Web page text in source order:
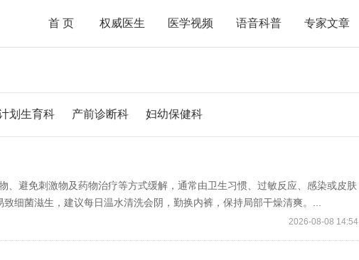
首页 权威医生 医学视频 语音科普 专家文章
划生育科 产前诊断科 妇幼保健科
、避免刺激物及药物治疗等方式缓解，通常由卫生习惯、过敏反应、感染或皮肤
细菌滋生，建议每日温水清洗会阴，勤换内裤，保持局部干燥清爽。...
2026-08-08 14:54